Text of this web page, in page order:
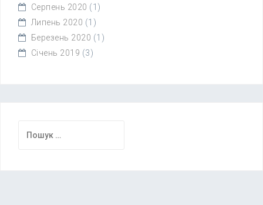
Серпень 2020 (1)
Липень 2020 (1)
Березень 2020 (1)
Січень 2019 (3)